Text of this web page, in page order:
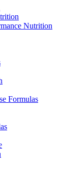
Nutrition
Formulas